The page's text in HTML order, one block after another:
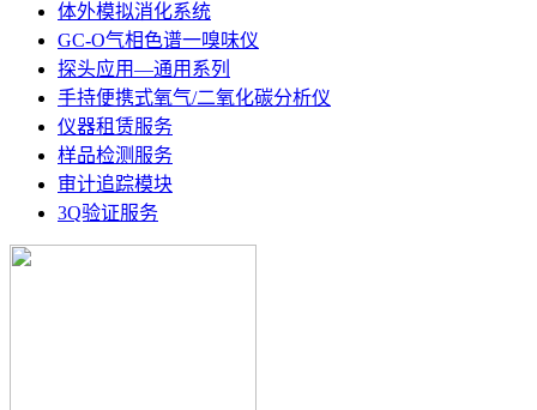
体外模拟消化系统
GC-O气相色谱一嗅味仪
探头应用—通用系列
手持便携式氧气/二氧化碳分析仪
仪器租赁服务
样品检测服务
审计追踪模块
3Q验证服务